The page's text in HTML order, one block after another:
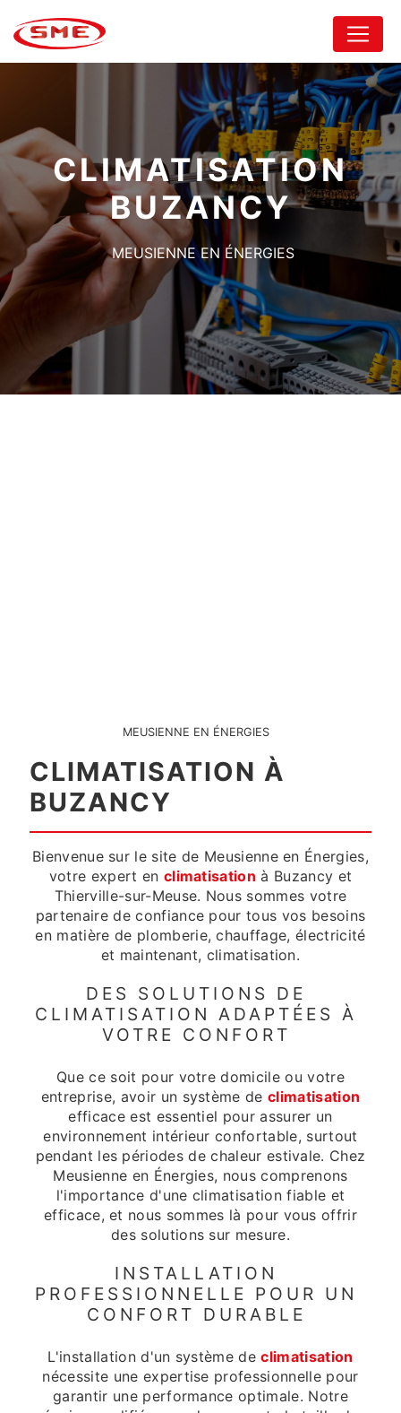
CLIMATISATION
BUZANCY
MEUSIENNE EN ÉNERGIES
MEUSIENNE EN ÉNERGIES
CLIMATISATION À
BUZANCY
Bienvenue sur le site de Meusienne en Énergies,
votre expert en climatisation à Buzancy et
Thierville-sur-Meuse. Nous sommes votre
partenaire de confiance pour tous vos besoins
en matière de plomberie, chauffage, électricité
et maintenant, climatisation.
DES SOLUTIONS DE
CLIMATISATION ADAPTÉES À
VOTRE CONFORT
Que ce soit pour votre domicile ou votre
entreprise, avoir un système declimatisation
efficace est essentiel pour assurer un
environnement intérieur confortable, surtout
pendant les périodes de chaleur estivale. Chez
Meusienne en Énergies, nous comprenons
l'importance d'une climatisation fiable et
efficace, et nous sommes là pour vous offrir
des solutions sur mesure.
INSTALLATION
PROFESSIONNELLE POUR UN
CONFORT DURABLE
L'installation d'un système declimatisation
nécessite une expertise professionnelle pour
garantir une performance optimale. Notre